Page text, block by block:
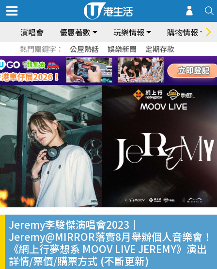
演唱會 優惠著數 玩樂情報 購物情報
熱門關鍵字： 公屋熱話 娛樂新聞 定期存款
Jeremy李駿傑演唱會2023｜
Jeremy@MIRROR落實8月舉辦個人音樂會！
《網上行夢想系 MOOV LIVE JEREMY》演出
詳情/票價/購票方式 (不斷更新)